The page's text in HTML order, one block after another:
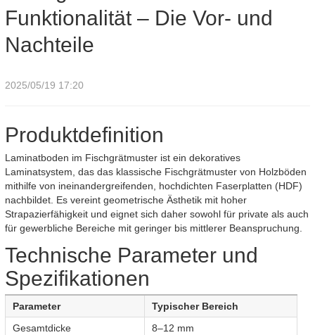
Funktionalität – Die Vor- und
Nachteile
2025/05/19 17:20
Produktdefinition
Laminatboden im Fischgrätmuster ist ein dekoratives
Laminatsystem, das das klassische Fischgrätmuster von Holzböden
mithilfe von ineinandergreifenden, hochdichten Faserplatten (HDF)
nachbildet. Es vereint geometrische Ästhetik mit hoher
Strapazierfähigkeit und eignet sich daher sowohl für private als auch
für gewerbliche Bereiche mit geringer bis mittlerer Beanspruchung.
Technische Parameter und
Spezifikationen
Parameter
Typischer Bereich
Gesamtdicke
8–12 mm